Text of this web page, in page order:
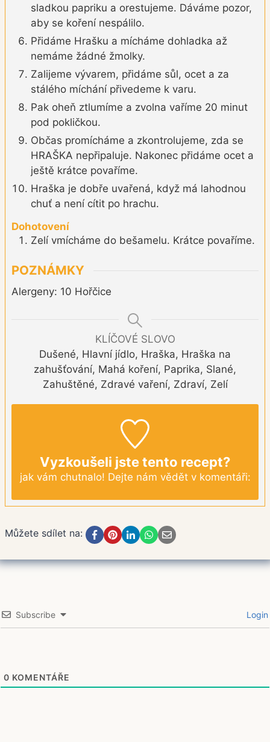
sladkou papriku a orestujeme. Dáváme pozor,
aby se koření nespálilo.
Přidáme Hrašku a mícháme dohladka až
nemáme žádné žmolky.
Zalijeme vývarem, přidáme sůl, ocet a za
stálého míchání přivedeme k varu.
Pak oheň ztlumíme a zvolna vaříme 20 minut
pod pokličkou.
Občas promícháme a zkontrolujeme, zda se
HRAŠKA nepřipaluje. Nakonec přidáme ocet a
ještě krátce povaříme.
Hraška je dobře uvařená, když má lahodnou
chuť a není cítit po hrachu.
Dohotovení
Zelí vmícháme do bešamelu. Krátce povaříme.
POZNÁMKY
Alergeny: 10 Hořčice
KLÍČOVÉ SLOVO
Dušené, Hlavní jídlo, Hraška, Hraška na
zahušťování, Mahá koření, Paprika, Slané,
Zahuštěné, Zdravé vaření, Zdraví, Zelí
Vyzkoušeli jste tento recept?
jak vám chutnalo! Dejte nám vědět v komentáři:
Můžete sdílet na:
Subscribe Login
0 KOMENTÁŘE